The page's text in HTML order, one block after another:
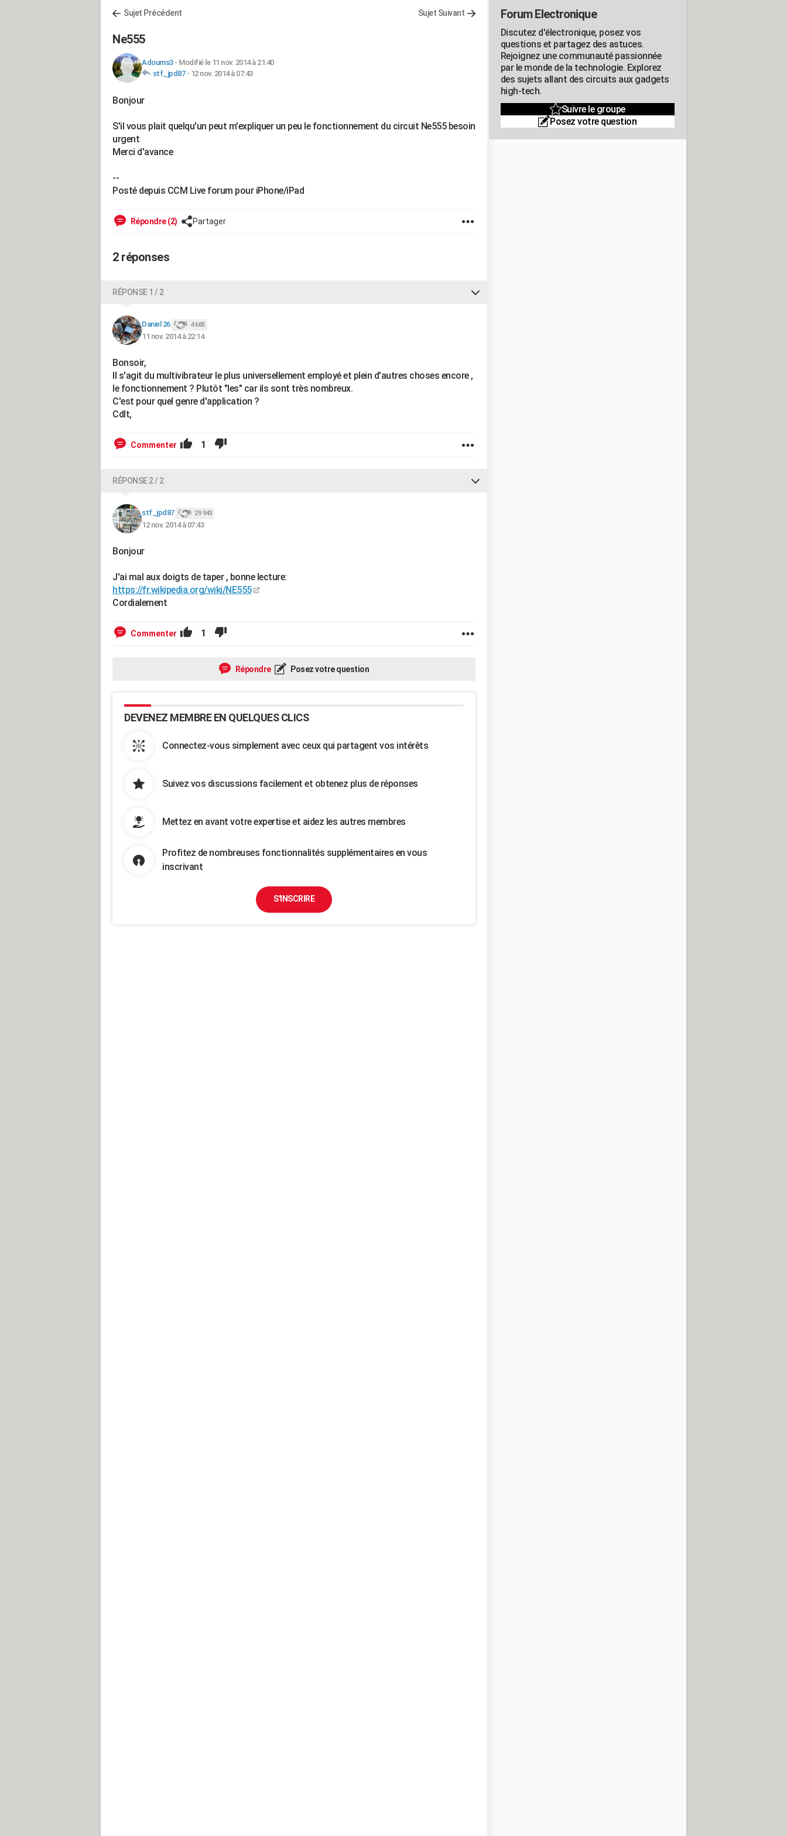
Sujet Précédent Sujet Suivant
Ne555
Adoums3- Modifié le 11 nov. 2014 à 21:40
stf_jpd87- 12 nov. 2014 à 07:43
Bonjour
S'il vous plait quelqu'un peut m'expliquer un peu le fonctionnement du circuit Ne555 besoin
urgent
Merci d'avance
--
Posté depuis CCM Live forum pour iPhone/iPad
Répondre (2) Partager
2 réponses
RÉPONSE 1 / 2
Daniel 26 4 685
11 nov. 2014 à 22:14
Bonsoir,
Il s'agit du multivibrateur le plus universellement employé et plein d'autres choses encore ,
le fonctionnement ? Plutôt "les" car ils sont très nombreux.
C'est pour quel genre d'application ?
Cdlt,
Commenter 1
RÉPONSE 2 / 2
stf_jpd87 29 943
12 nov. 2014 à 07:43
Bonjour
J'ai mal aux doigts de taper , bonne lecture:
https://fr.wikipedia.org/wiki/NE555
Cordialement
Commenter 1
Répondre Posez votre question
DEVENEZ MEMBRE EN QUELQUES CLICS
Connectez-vous simplement avec ceux qui partagent vos intérêts
Suivez vos discussions facilement et obtenez plus de réponses
Mettez en avant votre expertise et aidez les autres membres
Profitez de nombreuses fonctionnalités supplémentaires en vous
inscrivant
S'INSCRIRE
Forum Electronique
Discutez d'électronique, posez vos
questions et partagez des astuces.
Rejoignez une communauté passionnée
par le monde de la technologie. Explorez
des sujets allant des circuits aux gadgets
high-tech.
Suivre le groupe
Posez votre question